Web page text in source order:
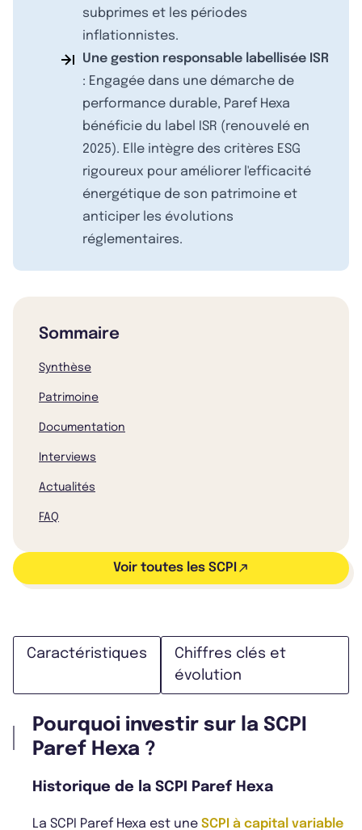
subprimes et les périodes
inflationnistes.
Une gestion responsable labellisée ISR
: Engagée dans une démarche de
performance durable, Paref Hexa
bénéficie du label ISR (renouvelé en
2025). Elle intègre des critères ESG
rigoureux pour améliorer l'efficacité
énergétique de son patrimoine et
anticiper les évolutions
réglementaires.
Sommaire
Synthèse
Patrimoine
Documentation
Interviews
Actualités
FAQ
Voir toutes les SCPI
Caractéristiques
Chiffres clés et
évolution
Pourquoi investir sur la SCPI
Paref Hexa ?
Historique de la SCPI Paref Hexa
La SCPI Paref Hexa est une SCPI à capital variable